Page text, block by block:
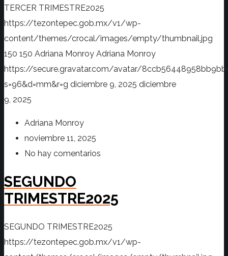
TERCER TRIMESTRE2025
https://tezontepec.gob.mx/v1/wp-
content/themes/crocal/images/empty/thumbnail.jpg
150 150 Adriana Monroy Adriana Monroy
https://secure.gravatar.com/avatar/
s=96&d=mm&r=g diciembre 9, 2025 diciembre
9, 2025
Adriana Monroy
noviembre 11, 2025
No hay comentarios
SEGUNDO
TRIMESTRE2025
SEGUNDO TRIMESTRE2025
https://tezontepec.gob.mx/v1/wp-